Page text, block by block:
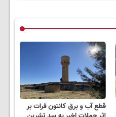
قطع آب و برق کانتون فرات بر